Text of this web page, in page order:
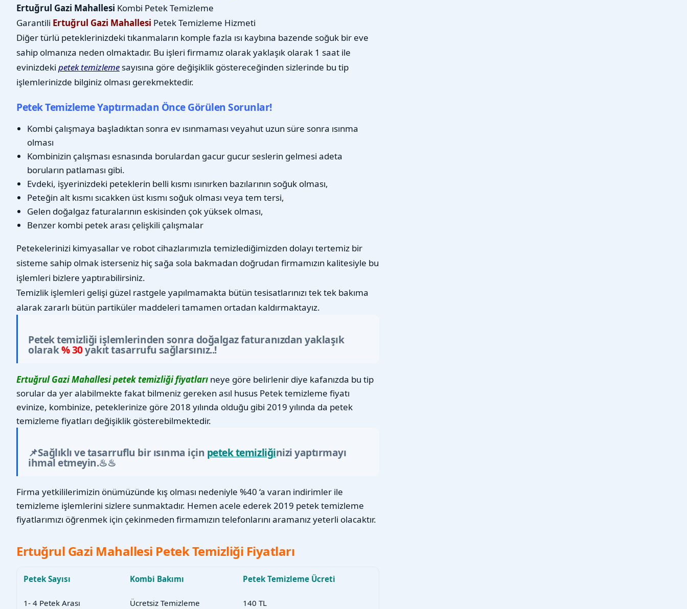
Ertuğrul Gazi Mahallesi Kombi Petek Temizleme
Garantili Ertuğrul Gazi Mahallesi Petek Temizleme Hizmeti
Diğer türlü peteklerinizdeki tıkanmaların komple fazla ısı kaybına bazende soğuk bir eve
sahip olmanıza neden olmaktadır. Bu işleri firmamız olarak yaklaşık olarak 1 saat ile
evinizdeki petek temizlemesayısına göre değişiklik göstereceğinden sizlerinde bu tip
işlemlerinizde bilginiz olması gerekmektedir.
Petek Temizleme Yaptırmadan Önce Görülen Sorunlar!
Kombi çalışmaya başladıktan sonra ev ısınmaması veyahut uzun süre sonra ısınma
olması
Kombinizin çalışması esnasında borulardan gacur gucur seslerin gelmesi adeta
boruların patlaması gibi.
Evdeki, işyerinizdeki peteklerin belli kısmı ısınırken bazılarının soğuk olması,
Peteğin alt kısmı sıcakken üst kısmı soğuk olması veya tem tersi,
Gelen doğalgaz faturalarının eskisinden çok yüksek olması,
Benzer kombi petek arası çelişkili çalışmalar
Petekelerinizi kimyasallar ve robot cihazlarımızla temizlediğimizden dolayı tertemiz bir
sisteme sahip olmak isterseniz hiç sağa sola bakmadan doğrudan firmamızın kalitesiyle bu
işlemleri bizlere yaptırabilirsiniz.
Temizlik işlemleri gelişi güzel rastgele yapılmamakta bütün tesisatlarınızı tek tek bakıma
alarak zararlı bütün partiküler maddeleri tamamen ortadan kaldırmaktayız.
Petek temizliği işlemlerinden sonra doğalgaz faturanızdan yaklaşık
olarak% 30yakıt tasarrufu sağlarsınız..!
Ertuğrul Gazi Mahallesi petek temizliği fiyatları neye göre belirlenir diye kafanızda bu tip
sorular da yer alabilmekte fakat bilmeniz gereken asıl husus Petek temizleme fiyatı
evinize, kombinize, peteklerinize göre 2018 yılında olduğu gibi 2019 yılında da petek
temizleme fiyatları değişiklik gösterebilmektedir.
📌Sağlıklı ve tasarruflu bir ısınma için petek temizliğinizi yaptırmayı
ihmal etmeyin.♨♨
Firma yetkililerimizin önümüzünde kış olması nedeniyle %40 ‘a varan indirimler ile
temizleme işlemlerini sizlere sunmaktadır. Hemen acele ederek 2019 petek temizleme
fiyatlarımızı öğrenmek için çekinmeden firmamızın telefonlarını aramanız yeterli olacaktır.
Ertuğrul Gazi Mahallesi Petek Temizliği Fiyatları
Petek Sayısı Kombi Bakımı Petek Temizleme Ücreti
1- 4 Petek Arası Ücretsiz Temizleme 140 TL